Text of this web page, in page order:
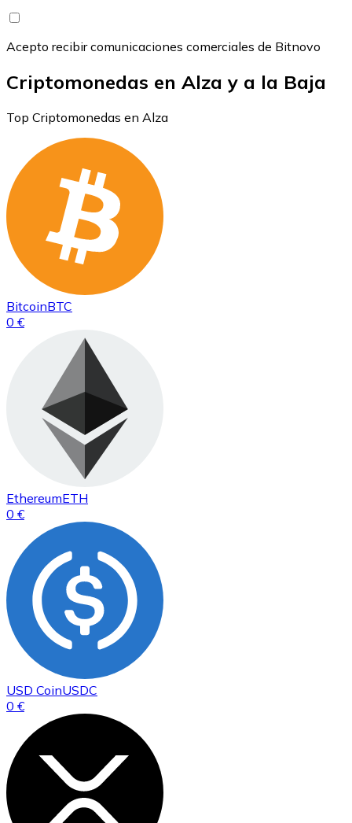
Acepto recibir comunicaciones comerciales de Bitnovo
Criptomonedas en Alza y a la Baja
Top Criptomonedas en Alza
BitcoinBTC
0 €
EthereumETH
0 €
USD CoinUSDC
0 €